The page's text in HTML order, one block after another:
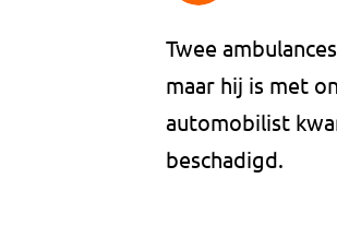
Twee
maar hij is met
automobilist
beschadigd.